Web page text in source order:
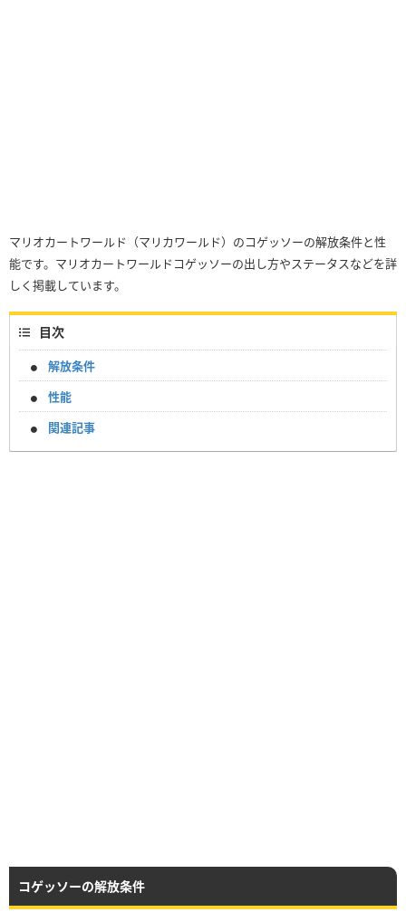
マリオカートワールド（マリカワールド）のコゲッソーの解放条件と性
能です。マリオカートワールドコゲッソーの出し方やステータスなどを詳
しく掲載しています。
目次
解放条件
性能
関連記事
コゲッソーの解放条件